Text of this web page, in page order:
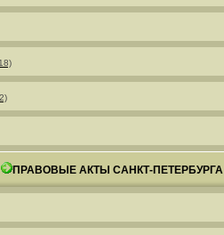
ПРАВОВЫЕ АКТЫ САНКТ-ПЕТЕРБУРГА